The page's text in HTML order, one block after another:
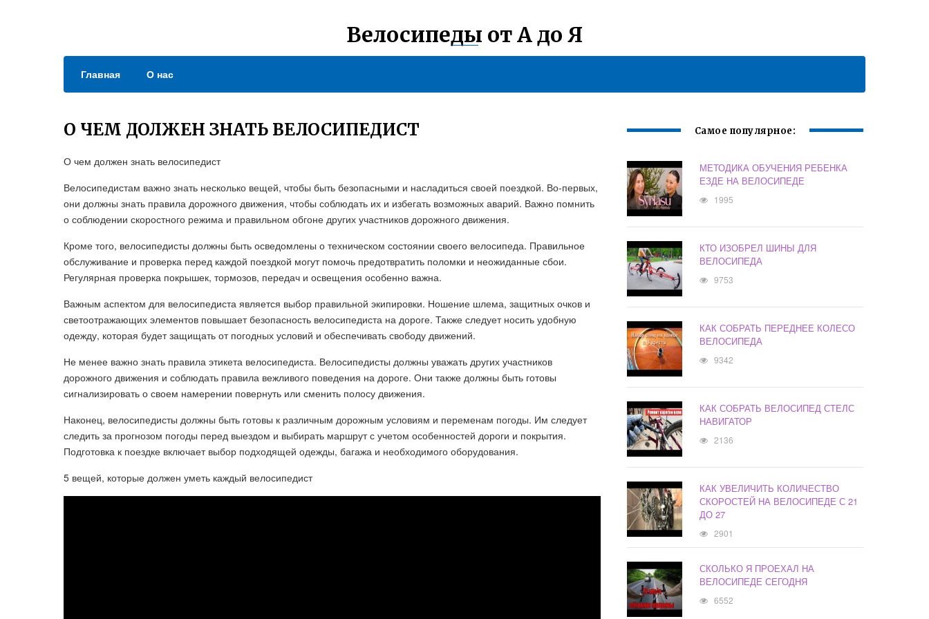
Велосипеды от А до Я
Главная О нас
О ЧЕМ ДОЛЖЕН ЗНАТЬ ВЕЛОСИПЕДИСТ
О чем должен знать велосипедист
Велосипедистам важно знать несколько вещей, чтобы быть безопасными и насладиться своей поездкой. Во-первых,
они должны знать правила дорожного движения, чтобы соблюдать их и избегать возможных аварий. Важно помнить
о соблюдении скоростного режима и правильном обгоне других участников дорожного движения.
Кроме того, велосипедисты должны быть осведомлены о техническом состоянии своего велосипеда. Правильное
обслуживание и проверка перед каждой поездкой могут помочь предотвратить поломки и неожиданные сбои.
Регулярная проверка покрышек, тормозов, передач и освещения особенно важна.
Важным аспектом для велосипедиста является выбор правильной экипировки. Ношение шлема, защитных очков и
светоотражающих элементов повышает безопасность велосипедиста на дороге. Также следует носить удобную
одежду, которая будет защищать от погодных условий и обеспечивать свободу движений.
Не менее важно знать правила этикета велосипедиста. Велосипедисты должны уважать других участников
дорожного движения и соблюдать правила вежливого поведения на дороге. Они также должны быть готовы
сигнализировать о своем намерении повернуть или сменить полосу движения.
Наконец, велосипедисты должны быть готовы к различным дорожным условиям и переменам погоды. Им следует
следить за прогнозом погоды перед выездом и выбирать маршрут с учетом особенностей дороги и покрытия.
Подготовка к поездке включает выбор подходящей одежды, багажа и необходимого оборудования.
5 вещей, которые должен уметь каждый велосипедист
Самое популярное:
МЕТОДИКА ОБУЧЕНИЯ РЕБЕНКА
ЕЗДЕ НА ВЕЛОСИПЕДЕ
1995
КТО ИЗОБРЕЛ ШИНЫ ДЛЯ
ВЕЛОСИПЕДА
9753
КАК СОБРАТЬ ПЕРЕДНЕЕ КОЛЕСО
ВЕЛОСИПЕДА
9342
КАК СОБРАТЬ ВЕЛОСИПЕД СТЕЛС
НАВИГАТОР
2136
КАК УВЕЛИЧИТЬ КОЛИЧЕСТВО
СКОРОСТЕЙ НА ВЕЛОСИПЕДЕ С 21
ДО 27
2901
СКОЛЬКО Я ПРОЕХАЛ НА
ВЕЛОСИПЕДЕ СЕГОДНЯ
6552